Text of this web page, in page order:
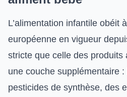
L’alimentation infantile obéit
européenne en vigueur
stricte que celle des produits
une couche supplémentaire
pesticides de synthèse, des